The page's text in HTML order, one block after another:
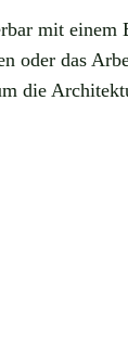
mit einem
oder das
die